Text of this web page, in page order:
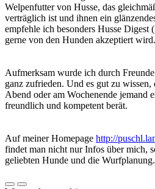
Welpenfutter von Husse, das
verträglich ist und ihnen ein
empfehle ich besonders Husse Digest
gerne von den Hunden akzeptiert wird.
Aufmerksam wurde ich durch
ganz zufrieden. Und es gut zu wissen,
Abend oder am Wochenende jemand
freundlich und kompetent berät.
Auf meiner Homepage http://
findet man nicht nur Infos über mich,
geliebten Hunde und die Wurfplanung.